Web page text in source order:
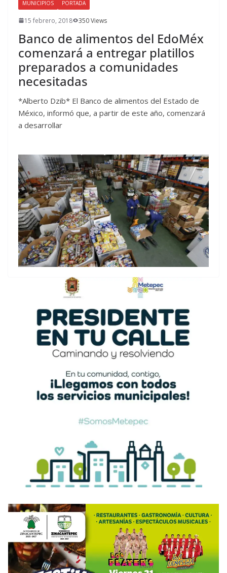
MUNICIPIOS PORTADA
15 febrero, 2018 350 Views
Banco de alimentos del EdoMéx
comenzará a entregar platillos
preparados a comunidades
necesitadas
*Alberto Dzib* El Banco de alimentos del Estado de
México, informó que, a partir de este año, comenzará
a desarrollar